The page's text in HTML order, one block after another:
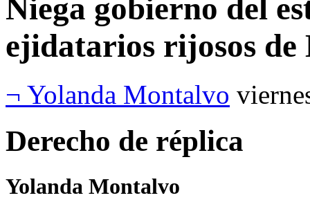
Niega gobierno del
ejidatarios rijosos de
¬ Yolanda Montalvo
Derecho de réplica
Yolanda Montalvo